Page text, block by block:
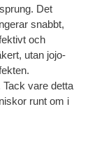
Det
snabbt,
och
utan jojo-
vare detta
runt om i